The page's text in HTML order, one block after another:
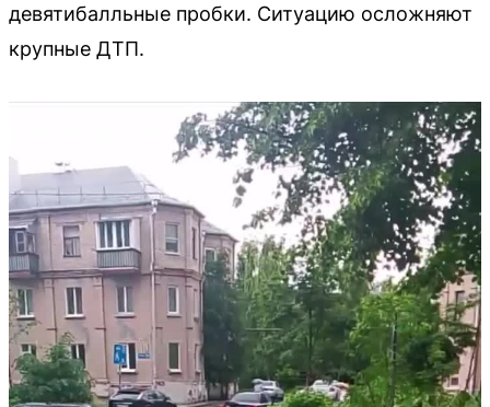
девятибалльные пробки. Ситуацию осложняют
крупные ДТП.